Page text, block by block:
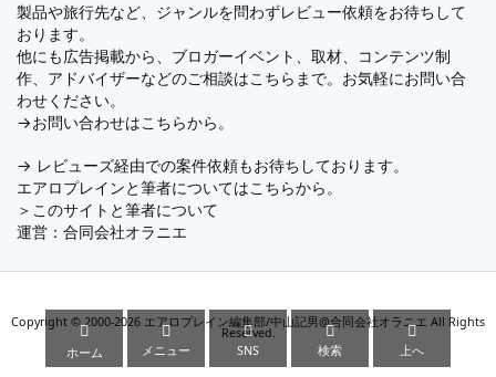
製品や旅行先など、ジャンルを問わずレビュー依頼をお待ちして
おります。
他にも広告掲載から、ブロガーイベント、取材、コンテンツ制
作、アドバイザーなどのご相談はこちらまで。お気軽にお問い合
わせください。
→お問い合わせはこちらから。
→ レビューズ経由での案件依頼もお待ちしております。
エアロプレインと筆者についてはこちらから。
＞ このサイトと筆者について
運営： 合同会社オラニエ
Copyright ©2000-2026 エアロプレイン編集部/中山記男@合同会社オラニエ All Rights
Reserved.

ホーム

メニュー

SNS

検索

上へ